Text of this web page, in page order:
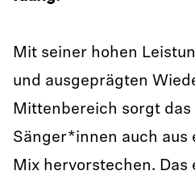
Mit seiner hohen
und ausgeprägten
Mittenbereich sorgt das
Sänger*innen auch aus
Mix hervorstechen. Das